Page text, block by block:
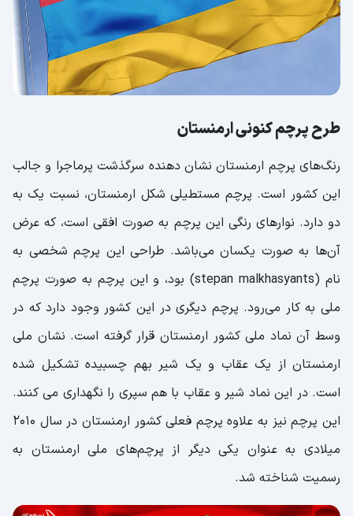
طرح پرچم کنونی ارمنستان
رنگ‌های پرچم ارمنستان نشان دهنده سرگذشت پرماجرا و جالب
این کشور است. پرچم مستطیلی شکل ارمنستان، نسبت یک به
دو دارد. نوارهای رنگی این پرچم به صورت افقی است، که عرض
آن‌ها به صورت یکسان می‌باشد. طراحی این پرچم شخصی به
نام (stepan malkhasyants) بود، و این پرچم به صورت پرچم
ملی به کار می‌رود. پرچم دیگری در این کشور وجود دارد که در
وسط آن نماد ملی کشور ارمنستان قرار گرفته است. نشان ملی
ارمنستان از یک عقاب و یک شیر بهم چسبیده تشکیل شده
است. در این نماد شیر و عقاب با هم سپری را نگهداری می کنند.
این پرچم نیز به علاوه پرچم فعلی کشور ارمنستان در سال ۲۰۱۰
میلادی به عنوان یکی دیگر از پرچم‌های ملی ارمنستان به
رسمیت شناخته شد.